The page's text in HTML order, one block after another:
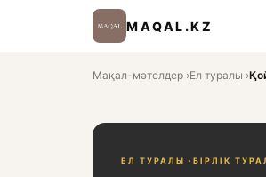
MAQAL.KZ
Мақал-мәтелдер ›Ел туралы ›
ЕЛ ТУРАЛЫ · БІРЛІК